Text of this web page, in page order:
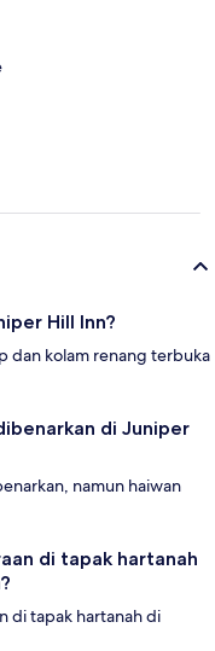
Hill Inn?
dan kolam renang terbuka
di Juniper
namun haiwan
di tapak hartanah
di tapak hartanah di